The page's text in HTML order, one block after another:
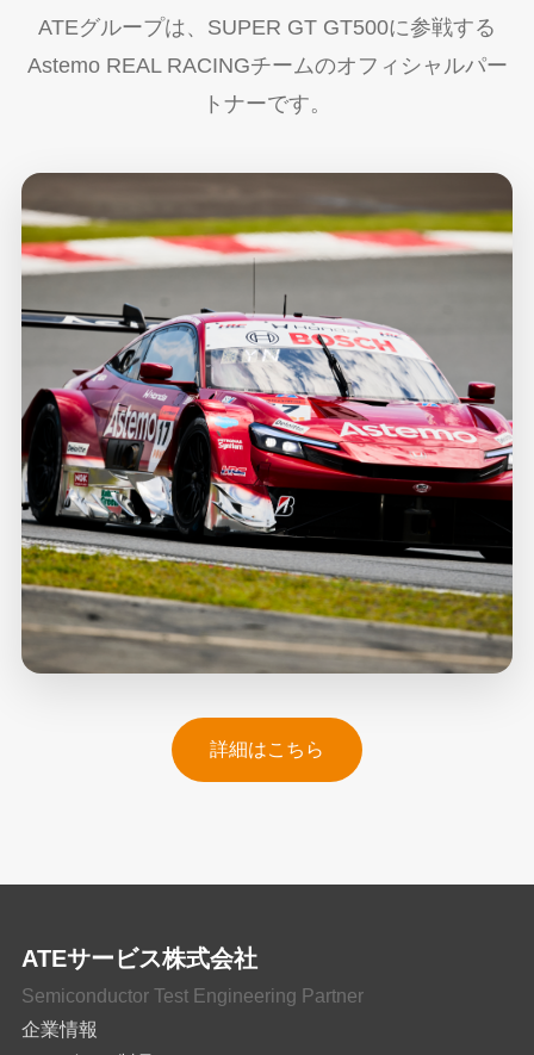
ATEグループは、SUPER GT GT500に参戦する
Astemo REAL RACINGチームのオフィシャルパー
トナーです。
詳細はこちら
ATEサービス株式会社
Semiconductor Test Engineering Partner
企業情報